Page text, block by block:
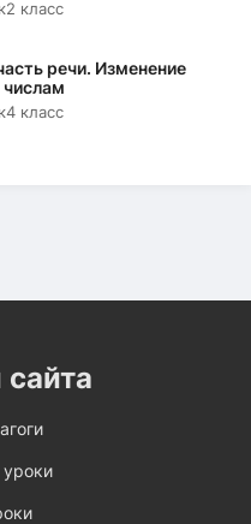
2 класс
речи. Изменение
числам
4 класс